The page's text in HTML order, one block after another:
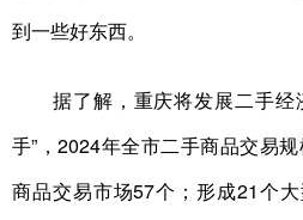
到一些好东西。
据了解，重庆将发展二手经
手”，2024年全市二手商品交易
商品交易市场57个；形成21个